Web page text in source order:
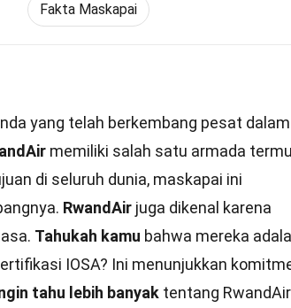
Fakta Maskapai
yang telah berkembang pesat dalam
memiliki salah satu armada
di seluruh dunia, maskapai ini
RwandAir juga dikenal karena
Tahukah kamu bahwa mereka
IOSA? Ini menunjukkan
tahu lebih banyak tentang